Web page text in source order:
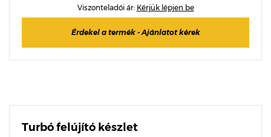
Viszonteladói ár: Kérjük lépjen be
Érdekel a termék - Ajánlatot kérek
Turbó felújító készlet